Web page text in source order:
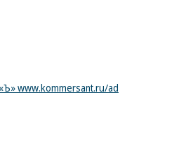
www.kommersant.ru/ad